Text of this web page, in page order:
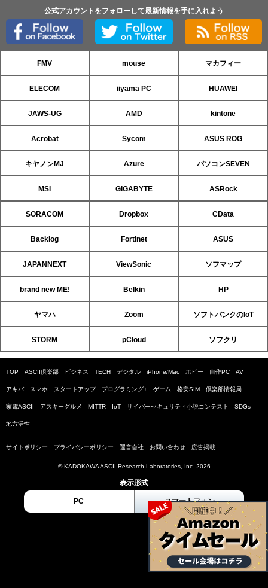
公式アカウントをフォローして最新情報を手に入れよう
FMV mouse マカフィー
ELECOM iiyama PC HUAWEI
JAWS-UG AMD kintone
Acrobat Sycom ASUS ROG
キヤノンMJ Azure パソコンSEVEN
MSI GIGABYTE ASRock
SORACOM Dropbox CData
Backlog Fortinet ASUS
JAPANNEXT ViewSonic ソフマップ
brand new ME! Belkin HP
ヤマハ Zoom ソフトバンクのIoT
STORM pCloud ソフクリ
TOP ASCII倶楽部 ビジネス TECH デジタル iPhone/Mac ホビー 自作PC AV
アキバ スマホ スタートアップ プログラミング+ ゲーム 格安SIM 倶楽部情報局
家電ASCII アスキーグルメ MITTR IoT サイバーセキュリティ小説コンテスト SDGs
地方活性
サイトポリシー プライバシーポリシー 運営会社 お問い合わせ 広告掲載
© KADOKAWA ASCII Research Laboratories, Inc. 2026
表示形式
PC スマートフォン